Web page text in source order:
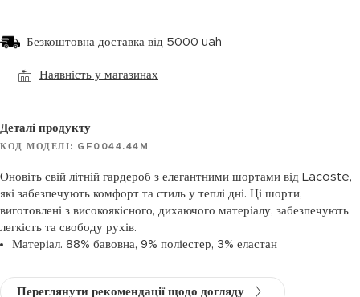
Безкоштовна доставка від 5000 uah
Наявність у магазинах
Деталі продукту
КОД МОДЕЛІ: GF0044.44M
Оновіть свій літній гардероб з елегантними шортами від Lacoste,
які забезпечують комфорт та стиль у теплі дні. Ці шорти,
виготовлені з високоякісного, дихаючого матеріалу, забезпечують
легкість та свободу рухів.
Матеріал: 88% бавовна, 9% поліестер, 3% еластан
Переглянути рекомендації щодо догляду